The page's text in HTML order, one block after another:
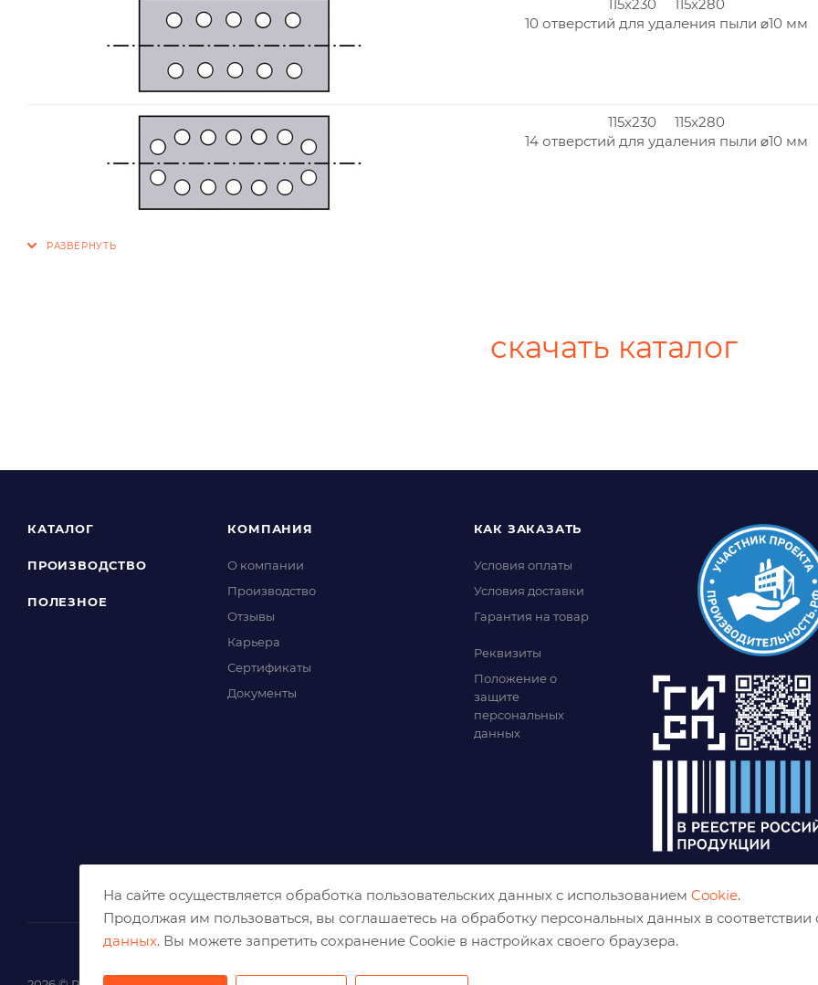
115x230 115x280
10 отверстий для удаления пыли ⌀10 мм
115x230 115x280
14 отверстий для удаления пыли ⌀10 мм
скачать каталог
КАТАЛОГ
ПРОИЗВОДСТВО
ПОЛЕЗНОЕ
КОМПАНИЯ
О компании
Производство
Отзывы
Карьера
Сертификаты
Документы
КАК ЗАКАЗАТЬ
Условия оплаты
Условия доставки
Гарантия на товар
Реквизиты
Положение о
защите
персональных
данных
На сайте осуществляется обработка пользовательских данных с использованием Cookie.
Продолжая им пользоваться, вы соглашаетесь на обработку персональных данных в соответствии
данных. Вы можете запретить сохранение Cookie в настройках своего браузера.